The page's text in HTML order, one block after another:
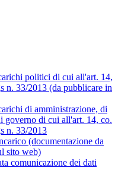
politici di cui all'art. 14,
n. 33/2013 (da pubblicare in
di amministrazione, di
governo di cui all'art. 14, co.
n. 33/2013
(documentazione da
sito web)
comunicazione dei dati